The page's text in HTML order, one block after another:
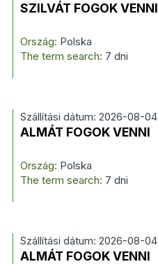
SZILVÁT FOGOK VENNI
Ország: Polska
The term search: 7 dni
Szállítási dátum: 2026-08-04
ALMÁT FOGOK VENNI
Ország: Polska
The term search: 7 dni
Szállítási dátum: 2026-08-04
ALMÁT FOGOK VENNI